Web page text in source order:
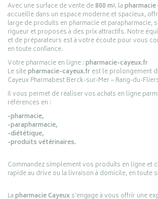
Avec une surface de vente de800 m², lapharmacie
accueille dans un espace moderne et spacieux,
large de produits en pharmacie et parapharmacie,
rigueur et proposés à des prix attractifs. Notre
et de préparateurs est à votre écoute pour vous
en toute confiance.
Votre pharmacie en ligne :pharmacie-cayeux.fr
Le sitepharmacie-cayeux.frest le prolongement
Cayeux Pharmabest Berck-sur-Mer – Rang-du-
Il vous permet de réaliser vos achats en ligne
références en :
-pharmacie,
-parapharmacie,
-diététique,
-produits vétérinaires.
Commandez simplement vos produits en ligne et
rapide au drive ou la livraison à domicile, en toute
Lapharmacie Cayeuxs’engage à vous offrir une